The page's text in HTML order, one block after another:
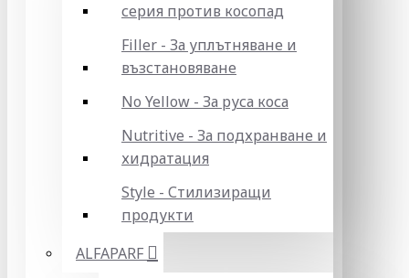
серия против косопад
Filler - За уплътняване и
възстановяване
No Yellow - За руса коса
Nutritive - За подхранване и
хидратация
Style - Стилизиращи
продукти
ALFAPARF